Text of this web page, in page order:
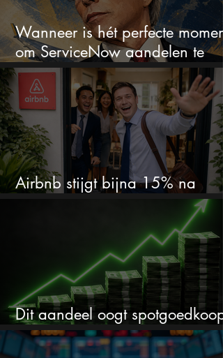
Wanneer is hét perfecte moment
om ServiceNow aandelen te
kopen?
Airbnb stijgt bijna 15% na
cijfers: vooral dit AI-cijfer valt op
Dit aandeel oogt spotgoedkoop
voor hoeveel het kan stijgen